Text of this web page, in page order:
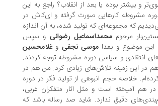
بوده یا بعد از انقلاب؟ راجع به این
کارهایی صورت گرفته و ای‌کاش در
مجموعه‌ای که تولید شده، به آن اندازه
مرحوممحمداسماعیل رضوانیو سپس
و بعداموسی نجفیوغلامحسین
و سیاسی دوره مشروطه توجه کردند.
زمینه تلاش‌های زیادی کرد. من هم در
خلاصه حجم انبوهی از تولید فکر در دوره
است و مثل آثار متفکران غربی،
دقیق ندارد. شاید صد رساله باشد که